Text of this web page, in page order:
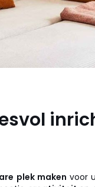
plek maken voor